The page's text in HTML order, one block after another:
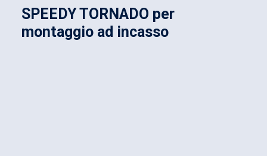
SPEEDY TORNADO per
montaggio ad incasso